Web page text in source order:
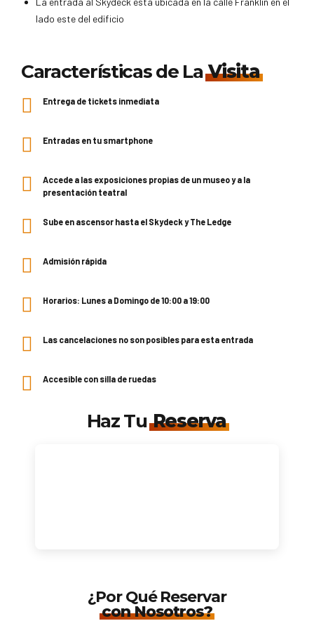
lado este del edificio
Características de LaVisita
Entrega de tickets inmediata
Entradas en tu smartphone
Accede a las exposiciones propias de un museo y a la
presentación teatral
Sube en ascensor hasta el Skydeck y The Ledge
Admisión rápida
Horarios: Lunes a Domingo de 10:00 a 19:00
Las cancelaciones no son posibles para esta entrada
Accesible con silla de ruedas
Haz TuReserva
¿Por Qué Reservar
con Nosotros?